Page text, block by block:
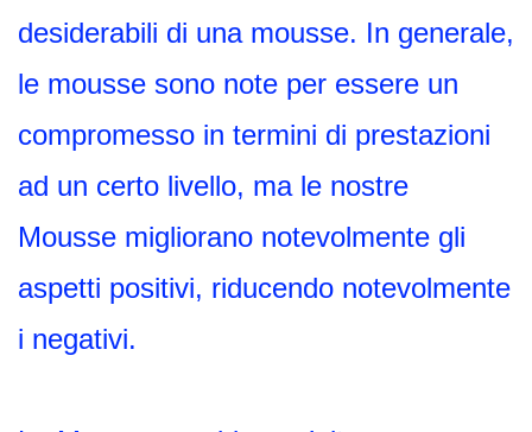
desiderabili di una mousse. In generale,
le mousse sono note per essere un
compromesso in termini di prestazioni
ad un certo livello, ma le nostre
Mousse migliorano notevolmente gli
aspetti positivi, riducendo notevolmente
i negativi.